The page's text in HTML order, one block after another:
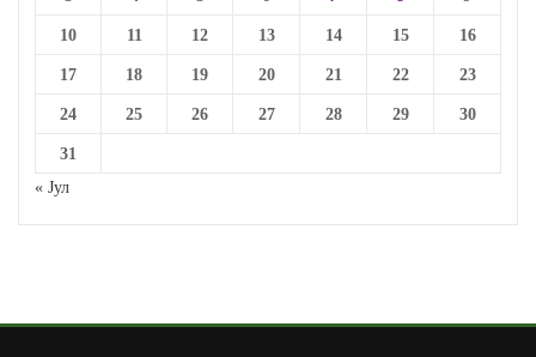
10 11 12 13 14 15 16
17 18 19 20 21 22 23
24 25 26 27 28 29 30
31
« Јул